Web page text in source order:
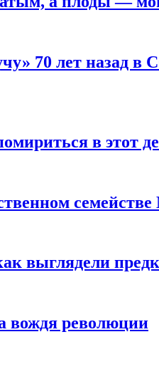
70 лет назад
в этот
выглядели
вождя революции